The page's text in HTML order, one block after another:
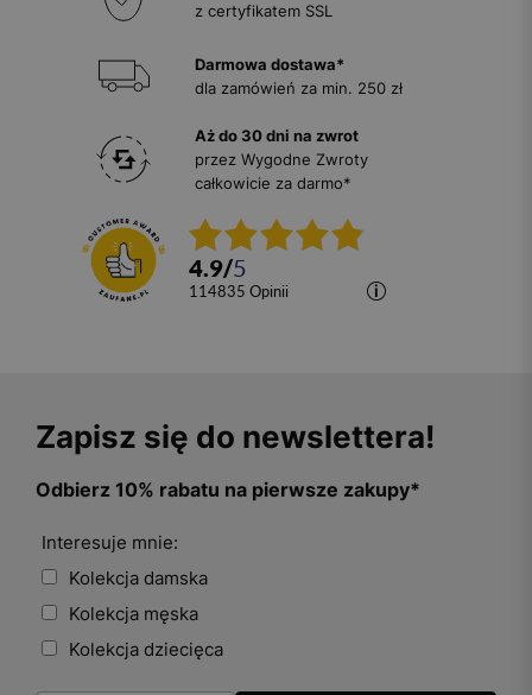
z certyfikatem SSL
Darmowa dostawa*
dla zamówień za min. 250 zł
Aż do 30 dni na zwrot
przez Wygodne Zwroty
całkowicie za darmo*
4.9/5
114835 opinii
Zapisz się do newslettera!
Odbierz 10% rabatu na pierwsze zakupy*
Interesuje mnie:
Kolekcja damska
Kolekcja męska
Kolekcja dziecięca